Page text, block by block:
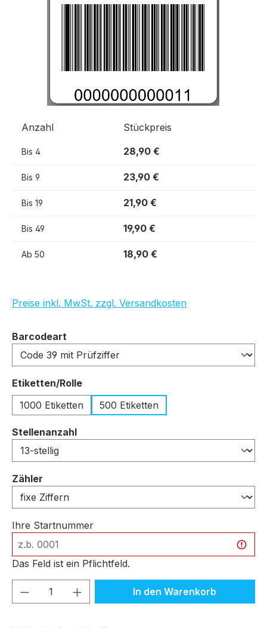
Anzahl Stückpreis
Bis 4 28,90 €
Bis 9 23,90 €
Bis 19 21,90 €
Bis 49 19,90 €
Ab 50 18,90 €
Preise inkl. MwSt. zzgl. Versandkosten
Barcodeart
Etiketten/Rolleauswählen
1000 Etiketten
500 Etiketten
Stellenanzahlauswählen
Zähler
Ihre Startnummer
Das Feld ist ein Pflichtfeld.
Produkt Anzahl: Gib denIn den Warenkorb